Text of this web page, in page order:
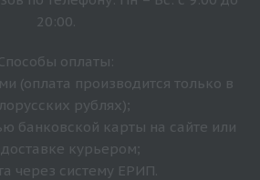
20:00.
оплаты:
(оплата производится только в
рублях);
банковской карты на сайте или
курьером;
через систему ЕРИП.